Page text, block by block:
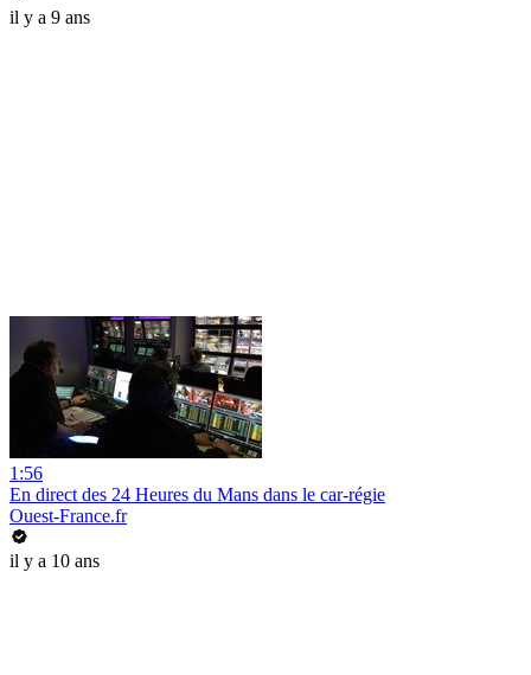
il y a 9 ans
1:56
En direct des 24 Heures du Mans dans le car-régie
Ouest-France.fr
il y a 10 ans